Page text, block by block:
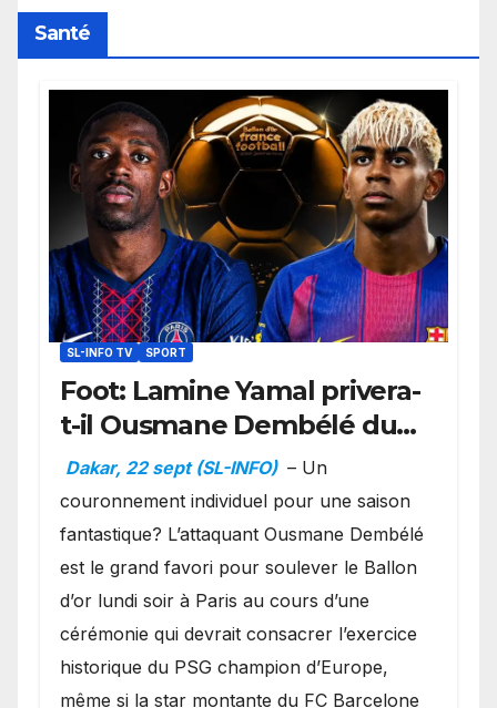
Santé
SL-INFO TV SPORT
Foot: Lamine Yamal privera-
t-il Ousmane Dembélé du
Ballon d’or ?
Dakar, 22 sept (SL-INFO) – Un
couronnement individuel pour une saison
fantastique? L’attaquant Ousmane Dembélé
est le grand favori pour soulever le Ballon
d’or lundi soir à Paris au cours d’une
cérémonie qui devrait consacrer l’exercice
historique du PSG champion d’Europe,
même si la star montante du FC Barcelone